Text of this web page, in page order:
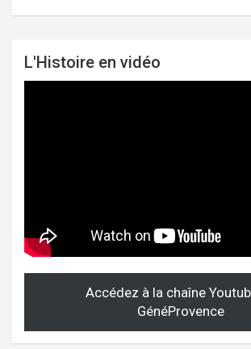
L'Histoire en vidéo
Accédez à la chaîne
GénéProvence